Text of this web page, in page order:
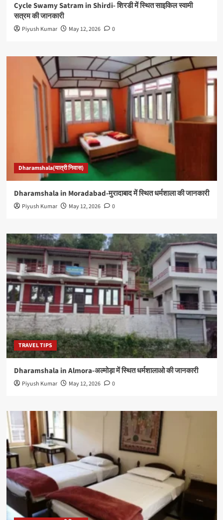
Cycle Swamy Satram in Shirdi- शिरडी में स्थित साइकिल स्वामी
सत्रम की जानकारी
Piyush Kumar May 12, 2026 0
Dharamshala(यात्री निवास)
Dharamshala in Moradabad-मुरादाबाद में स्थित धर्मशाला की जानकारी
Piyush Kumar May 12, 2026 0
TRAVEL TIPS
Dharamshala in Almora-अल्मोड़ा में स्थित धर्मशालाओ की जानकारी
Piyush Kumar May 12, 2026 0